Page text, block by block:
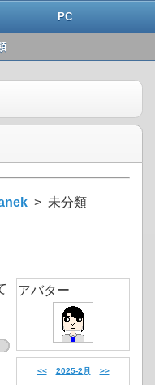
PC
> 未分類
アバター
<< 2025-2月 >>